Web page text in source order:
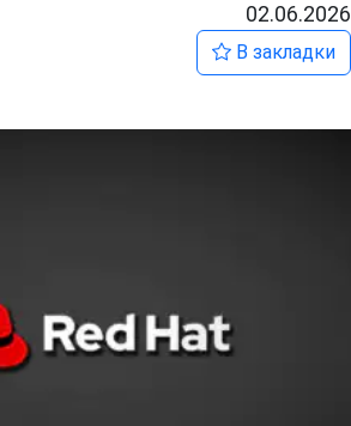
02.06.2026
В закладки